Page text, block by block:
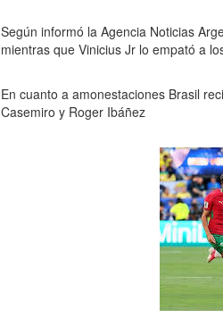
Según informó la Agencia Noticias
mientras que Vinicius Jr lo empató a
En cuanto a amonestaciones Brasil
Casemiro y Roger Ibáñez